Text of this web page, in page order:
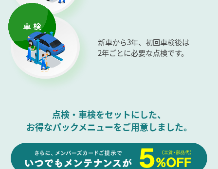
新車から3年、初回車検後は
2年ごとに必要な点検です。
点検・車検をセットにした、
お得なパックメニューをご用意しました。